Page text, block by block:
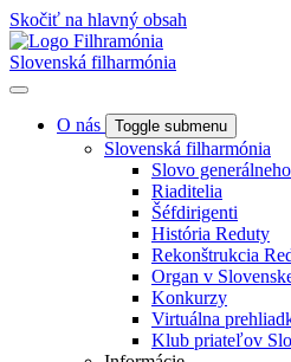
Skočiť na hlavný obsah
Slovenská filharmónia
O nás Toggle submenu
Slovenská filharmónia
Slovo
Riaditelia
Šéfdirigenti
História Reduty
Rekonštrukcia
Organ v
Konkurzy
Virtuálna
Klub priateľov